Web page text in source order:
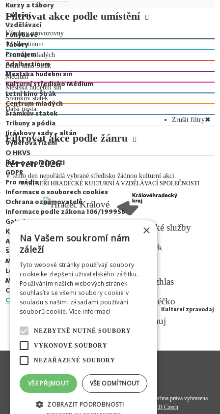
Kurzy a tábory
Taneční
Vzdělávací
Pohybové
Tábory
Pronájem
Adalbertinum
Městská hudební síň
Kulturní středisko Médium
Letní kino Širák
Centrum mladých
Šrámkův statek
Tribuny a pódia
Jiráskovy sady - altán
Výběrová řízení
O HKVS
Info o společnosti
GDPR
Pro média
Informace o souborech cookies
Ochrana oznamovatelů
Informace podle zákona 106/1999Sb
Galerie
Kontakty
Adalbertinum
Šrámkův statek
Městská hudební síň
Letní kino Širák
Médium
Centrum mladých
CZ
EN |PL |RU
Kulturní zpravodaj
Filtrovat akce podle umístění
Všechny provozovny
Adalbertinum
Centrum mladých
Letní kino Širák
Medium
Městská hudební síň
Šrámkův statek
Další místa
Zrušit filtry✖
Filtrovat akce podle žánru
červen 2026
V tento den nepořádá vybrané středisko žádnou kulturní akci.
PARTNEŘI HRADECKÉ KULTURNÍ A VZDĚLÁVACÍ SPOLEČNOSTI
MEDIÁLNÍ PARTNEŘI
- všechna práva vyhrazena
Programový kód a datová struktura:
OMEGA WEB Czech
×
Na Vašem soukromí nám
záleží
Tyto webové stránky používají soubory
cookie ke zlepšení uživatelského zážitku.
Používáním našich webových stránek
souhlasíte se všemi soubory cookie v
souladu s našimi zásadami používání
souborů cookie. Více informací
NEZBYTNĚ NUTNÉ SOUBORY
VÝKONOVÉ SOUBORY
NEZAŘAZENÉ SOUBORY
VŠE PŘIJMOUT VŠE ODMÍTNOUT
ZOBRAZIT PODROBNOSTI